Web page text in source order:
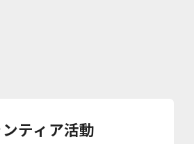
ティア活動